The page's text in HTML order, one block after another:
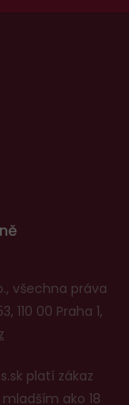
všechna práva
110 00 Praha 1,
platí zákaz
ako 18